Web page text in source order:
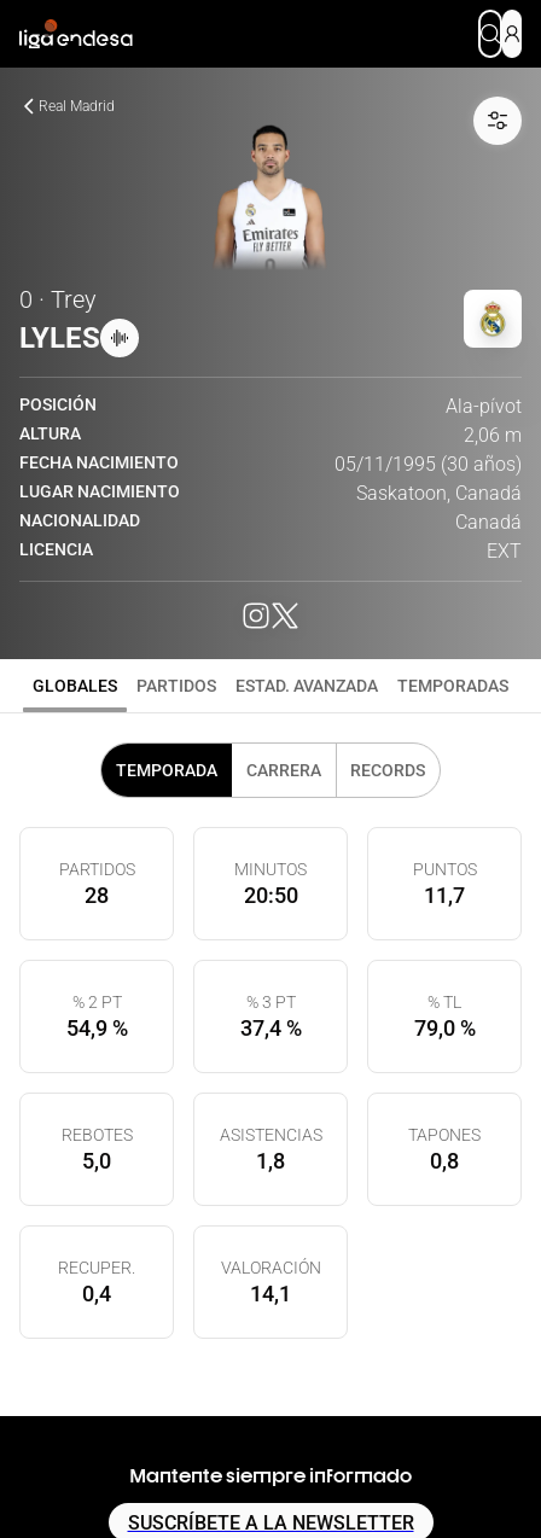
Real Madrid
0 · Trey
LYLES
POSICIÓN Ala-pívot
ALTURA 2,06 m
FECHA NACIMIENTO 05/11/1995 (30 años)
LUGAR NACIMIENTO Saskatoon, Canadá
NACIONALIDAD Canadá
LICENCIA EXT
GLOBALES PARTIDOS ESTAD. AVANZADA TEMPORADAS
TEMPORADA CARRERA RECORDS
PARTIDOS
28
MINUTOS
20:50
PUNTOS
11,7
% 2 PT
54,9 %
% 3 PT
37,4 %
% TL
79,0 %
REBOTES
5,0
ASISTENCIAS
1,8
TAPONES
0,8
RECUPER.
0,4
VALORACIÓN
14,1
Mantente siempre informado
SUSCRÍBETE A LA NEWSLETTER